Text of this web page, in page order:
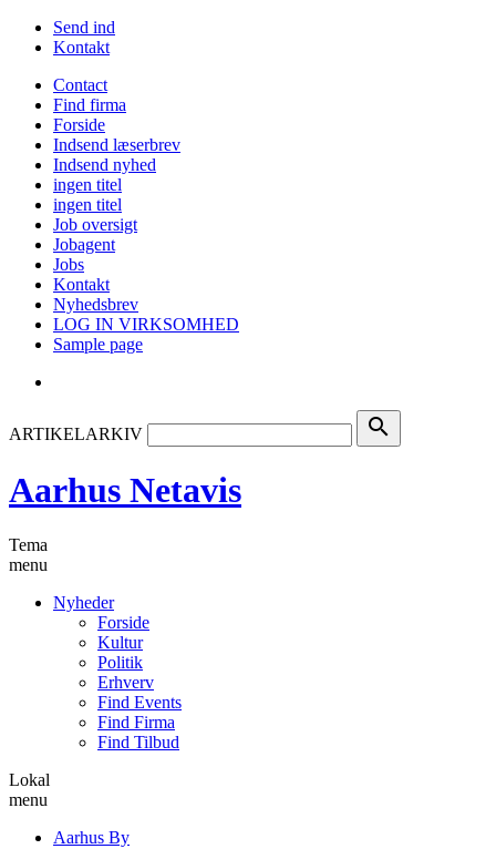
Send ind
Kontakt
Contact
Find firma
Forside
Indsend læserbrev
Indsend nyhed
ingen titel
ingen titel
Job oversigt
Jobagent
Jobs
Kontakt
Nyhedsbrev
LOG IN VIRKSOMHED
Sample page
ARTIKELARKIV search
Aarhus Netavis
Tema
menu
Nyheder
Forside
Kultur
Politik
Erhverv
Find Events
Find Firma
Find Tilbud
Lokal
menu
Aarhus By